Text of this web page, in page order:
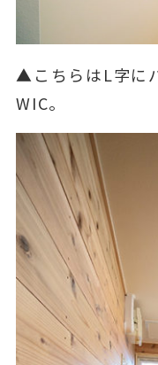
▲こちらはL字に
WIC。